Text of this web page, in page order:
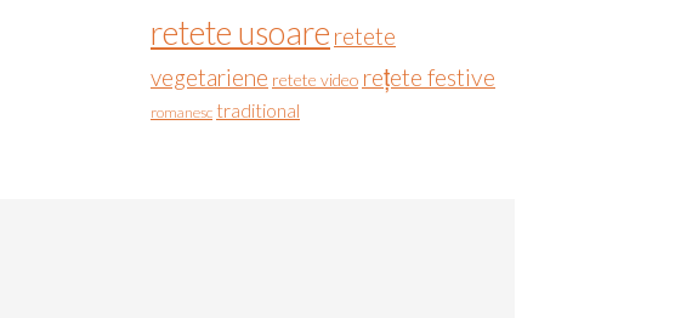
retete usoare retete
vegetariene retete video rețete festive
romanesc traditional